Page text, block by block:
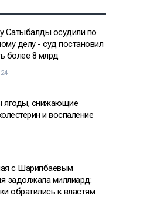
Сатыбалды осудили по
делу - суд постановил
более 8 млрд
ягоды, снижающие
и воспаление
с Шарипбаевым
задолжала миллиард:
обратились к властям